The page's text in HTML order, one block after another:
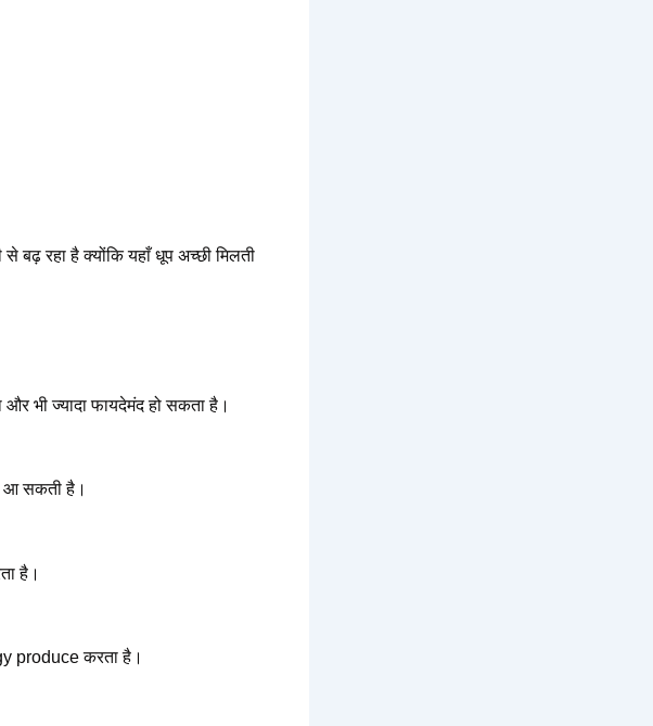
रहा है क्योंकि यहाँ धूप अच्छी मिलती
भी ज्यादा फायदेमंद हो सकता है।
आ सकती है।
है।
produce करता है।